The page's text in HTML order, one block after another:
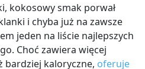
kokosowy smak porwał
i chyba już na zawsze
jeden na liście najlepszych
Choć zawiera więcej
bardziej kaloryczne, oferuje